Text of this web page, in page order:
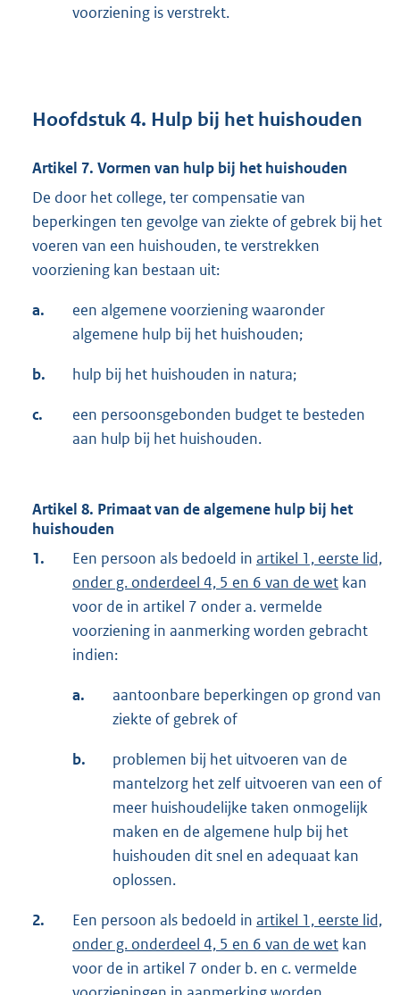
voorziening is verstrekt.
Hoofdstuk 4. Hulp bij het huishouden
Artikel 7. Vormen van hulp bij het huishouden
De door het college, ter compensatie van
beperkingen ten gevolge van ziekte of gebrek bij het
voeren van een huishouden, te verstrekken
voorziening kan bestaan uit:
a.
een algemene voorziening waaronder
algemene hulp bij het huishouden;
b. hulp bij het huishouden in natura;
c.
een persoonsgebonden budget te besteden
aan hulp bij het huishouden.
Artikel 8. Primaat van de algemene hulp bij het
huishouden
1.
Een persoon als bedoeld in artikel 1, eerste lid,
onder g. onderdeel 4, 5 en 6 van de wet kan
voor de in artikel 7 onder a. vermelde
voorziening in aanmerking worden gebracht
indien:
a.
aantoonbare beperkingen op grond van
ziekte of gebrek of
b.
problemen bij het uitvoeren van de
mantelzorg het zelf uitvoeren van een of
meer huishoudelijke taken onmogelijk
maken en de algemene hulp bij het
huishouden dit snel en adequaat kan
oplossen.
2. Een persoon als bedoeld in artikel 1, eerste lid,
onder g. onderdeel 4, 5 en 6 van de wet kan
voor de in artikel 7 onder b. en c. vermelde